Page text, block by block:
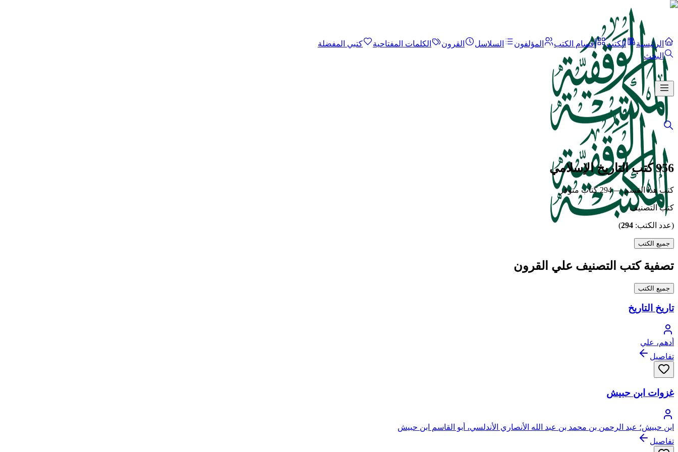
الرئيسية الكتب أقسام الكتب المؤلفون السلاسل القرون الكلمات المفتاحية
كتبي المفضلة
البحث
956 كتب التاريخ الإسلامي
كتب هذا القسم — 294 كتاب متوفر
كتب التصنيف
(عدد الكتب: 294
)
جميع الكتب
تصفية كتب التصنيف علي القرون
جميع الكتب
تاريخ التاريخ
أدهم، علي
تفاصيل
غزوات ابن حبيش
ابن حبيش؛ عبد الرحمن بن محمد بن عبد الله الأنصاري الأندلسي، أبو القاسم ابن حبيش
تفاصيل